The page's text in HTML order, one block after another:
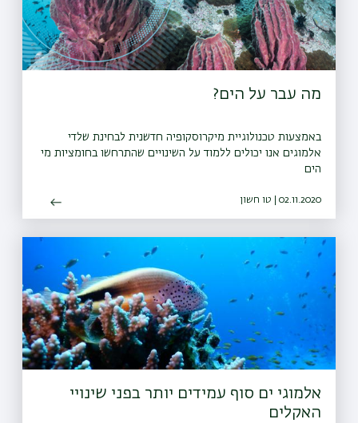
מה עבר על הים?
באמצעות טכנולוגיית מיקרוסקופיה חדשנית לבחינת שלדי
אלמוגים אנו יכולים ללמוד על השינויים שהתרחשו בחומציות מי
הים
02.11.2020 | טו חשון
אלמוגי ים סוף עמידים יותר בפני שינויי
האקלים